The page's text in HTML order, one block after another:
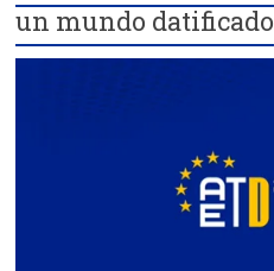
un mundo datificado